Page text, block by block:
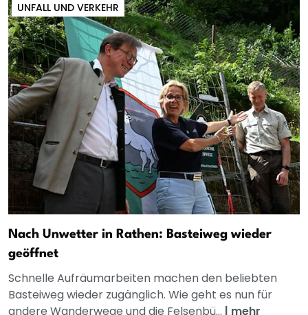
UNFALL UND VERKEHR
Nach Unwetter in Rathen: Basteiweg wieder
geöffnet
Schnelle Aufräumarbeiten machen den beliebten
Basteiweg wieder zugänglich. Wie geht es nun für
andere Wanderwege und die Felsenbü... | mehr